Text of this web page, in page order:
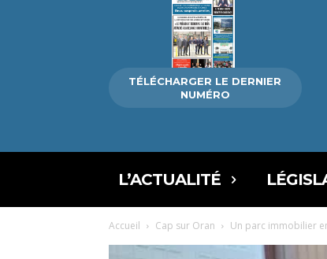
TÉLÉCHARGER LE DERNIER
NUMÉRO
L’ACTUALITÉ
Accueil Cap sur Oran Un parc immobilier